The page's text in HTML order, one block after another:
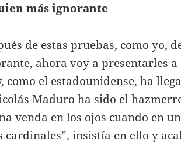
más ignorante
de estas pruebas, como yo,
ahora voy a presentarles a
como el estadounidense, ha
Maduro ha sido el
venda en los ojos cuando en
cardinales”, insistía en ello y